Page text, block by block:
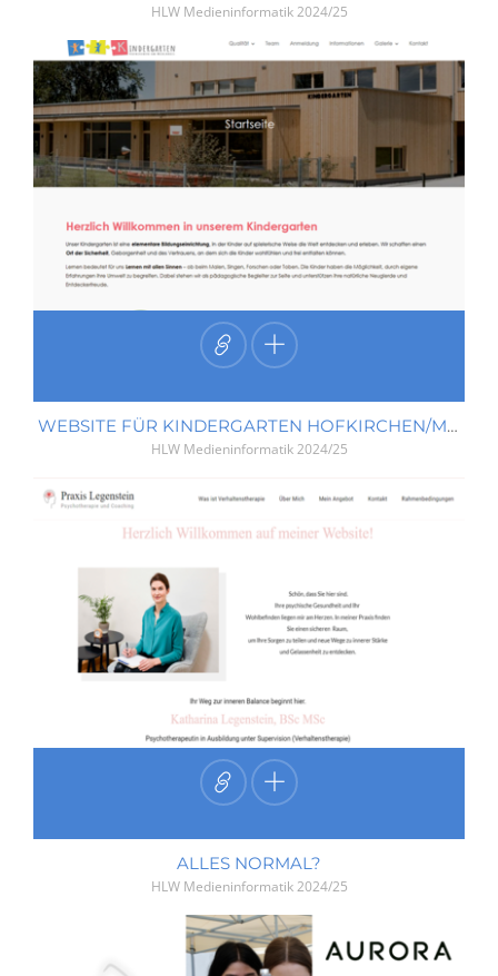
HLW Medieninformatik2024/25
WEBSITE FÜR KINDERGARTEN HOFKIRCHEN/MÜHLKREIS
HLW Medieninformatik2024/25
ALLES NORMAL?
HLW Medieninformatik2024/25